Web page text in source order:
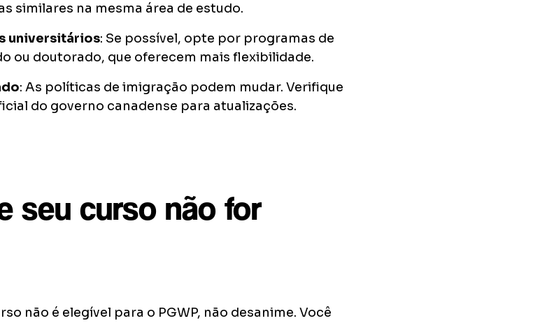
similares na mesma área de estudo.
universitários: Se possível, opte por programas de
ou doutorado, que oferecem mais flexibilidade.
: As políticas de imigração podem mudar. Verifique
do governo canadense para atualizações.
seu curso não for
não é elegível para o PGWP, não desanime. Você